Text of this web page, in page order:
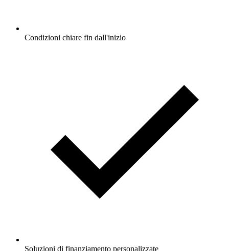
Condizioni chiare fin dall'inizio
Soluzioni di finanziamento personalizzate